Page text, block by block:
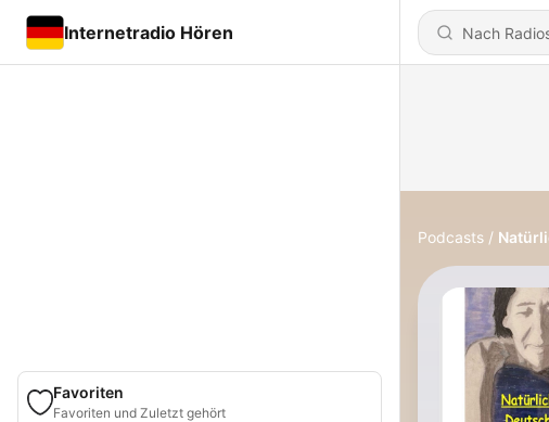
Internetradio Hören
Favoriten
Favoriten und Zuletzt gehört
Podcasts